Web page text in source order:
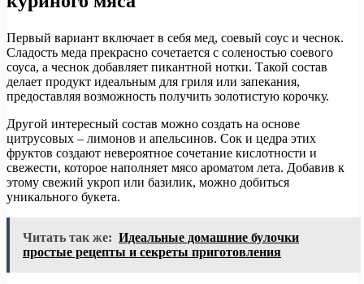
Первый вариант включает в себя мед, соевый соус и чеснок.
Сладость меда прекрасно сочетается с соленостью соевого
соуса, а чеснок добавляет пикантной нотки. Такой состав
делает продукт идеальным для гриля или запекания,
предоставляя возможность получить золотистую корочку.
Другой интересный состав можно создать на основе
цитрусовых – лимонов и апельсинов. Сок и цедра этих
фруктов создают невероятное сочетание кислотности и
свежести, которое наполняет мясо ароматом лета. Добавив к
этому свежий укроп или базилик, можно добиться
уникального букета.
Читать так же: Идеальные домашние булочки
простые рецепты и секреты приготовления